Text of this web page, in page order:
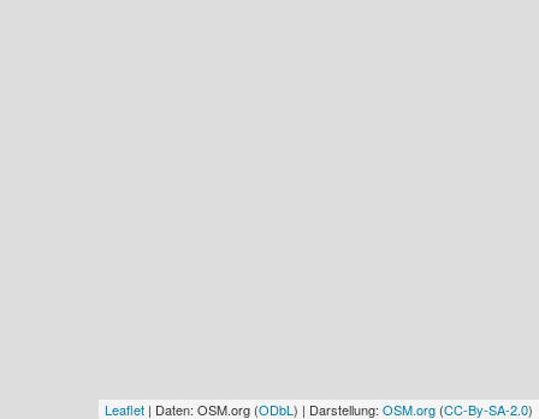
Leaflet | Daten: OSM.org (ODbL ) | Darstellung: OSM.org (CC-By-SA-2.0)